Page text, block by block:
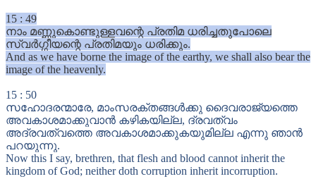
15 : 49
നാം മണ്ണുകൊണ്ടുള്ളവന്റെ പ്രതിമ ധരിച്ചതുപോലെ
സ്വർഗ്ഗീയന്റെ പ്രതിമയും ധരിക്കും.
And as we have borne the image of the earthy, we shall also bear the
image of the heavenly.
15 : 50
സഹോദരന്മാരേ, മാംസരക്തങ്ങൾക്കു ദൈവരാജ്യത്തെ
അവകാശമാക്കുവാൻ കഴികയില്ല, ദ്രവത്വം
അദ്രവത്വത്തെ അവകാശമാക്കുകയുമില്ല എന്നു ഞാൻ
പറയുന്നു.
Now this I say, brethren, that flesh and blood cannot inherit the
kingdom of God; neither doth corruption inherit incorruption.